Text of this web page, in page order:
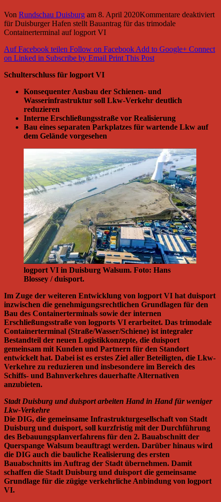
Von Rundschau Duisburg am 8. April 2020Kommentare deaktiviert
für Duisburger Hafen stellt Bauantrag für das trimodale
Containerterminal auf logport VI
Auf Facebook teilen Follow on FacebookAdd to Google+ Connect
on Linked in Subscribe by Email Print This Post
Schulterschluss für logport VI
Konsequenter Ausbau der Schienen- und
Wasserinfrastruktur soll Lkw-Verkehr deutlich
reduzieren
Interne Erschließungsstraße vor Realisierung
Bau eines separaten Parkplatzes für wartende Lkw auf
dem Gelände vorgesehen
logport VI in Duisburg Walsum. Foto: Hans
Blossey / duisport.
Im Zuge der weiteren Entwicklung von logport VI hat duisport
inzwischen die genehmigungsrechtlichen Grundlagen für den
Bau des Containerterminals sowie der internen
Erschließungsstraße von logports VI erarbeitet. Das trimodale
Containerterminal (Straße/Wasser/Schiene) ist integraler
Bestandteil der neuen Logistikkonzepte, die duisport
gemeinsam mit Kunden und Partnern für den Standort
entwickelt hat. Dabei ist es erstes Ziel aller Beteiligten, die Lkw-
Verkehre zu reduzieren und insbesondere im Bereich des
Schiffs- und Bahnverkehres dauerhafte Alternativen
anzubieten.
Stadt Duisburg und duisport arbeiten Hand in Hand für weniger
Lkw-Verkehre
Die DIG, die gemeinsame Infrastrukturgesellschaft von Stadt
Duisburg und duisport, soll kurzfristig mit der Durchführung
des Bebauungsplanverfahrens für den 2. Bauabschnitt der
Querspange Walsum beauftragt werden. Darüber hinaus wird
die DIG auch die bauliche Realisierung des ersten
Bauabschnitts im Auftrag der Stadt übernehmen. Damit
schaffen die Stadt Duisburg und duisport die gemeinsame
Grundlage für die zügige verkehrliche Anbindung von logport
VI.